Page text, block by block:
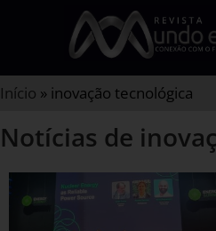
Início » inovação tecnológica
Notícias de